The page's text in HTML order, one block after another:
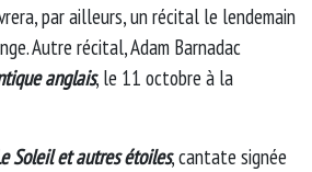
par ailleurs, un récital le lendemain
Autre récital, Adam Barnadac
anglais, le 11 octobre à la
Soleil et autres étoiles, cantate signée